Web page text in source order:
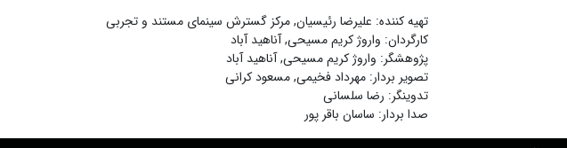
تهیه کننده: علیرضا رئیسیان,مرکز گسترش سینمای مستند و تجربی
کارگردان: واروژ کریم مسیحی,آناهید آباد
پژوهشگر: واروژ کریم مسیحی,آناهید آباد
تصویر بردار: مهرداد فخیمی,مسعود کرانی
تدوینگر: رضا سلسانی
صدا بردار: ساسان باقر پور